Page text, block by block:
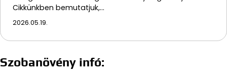
Cikkünkben bemutatjuk,…
2026.05.19.
Szobanövény infó: